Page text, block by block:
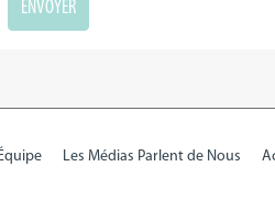
Les Médias Parlent de Nous